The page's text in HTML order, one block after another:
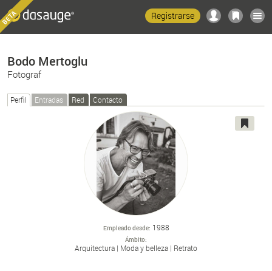
Registrarse
Bodo Mertoglu
Fotograf
Perfil Entradas Red Contacto
Empleado desde 1988
Ámbito
Arquitectura Moda y belleza Retrato